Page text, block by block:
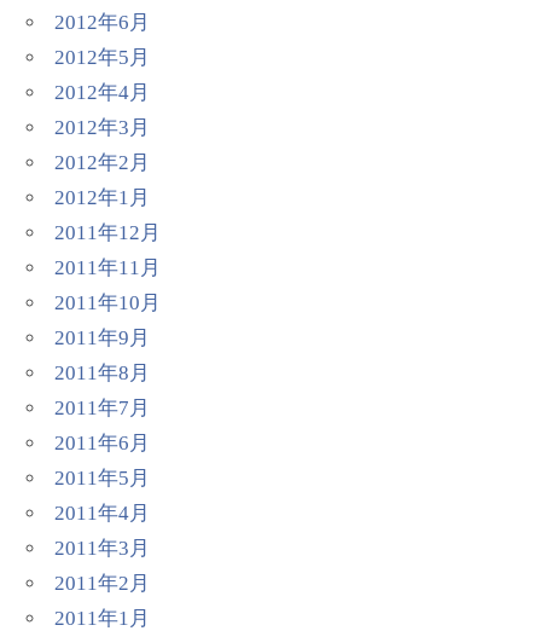
2012年6月
2012年5月
2012年4月
2012年3月
2012年2月
2012年1月
2011年12月
2011年11月
2011年10月
2011年9月
2011年8月
2011年7月
2011年6月
2011年5月
2011年4月
2011年3月
2011年2月
2011年1月